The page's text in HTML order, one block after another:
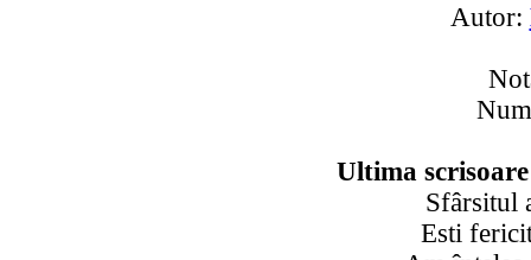
Autor:
Ultima
Sfârsitul
Esti